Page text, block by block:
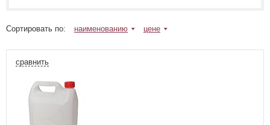
Сортировать по: наименованию цене
сравнить